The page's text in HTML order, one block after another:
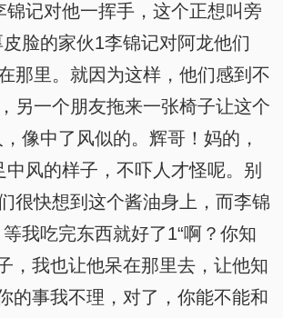
记对他一挥手，这个正想叫旁
脸的家伙1李锦记对阿龙他们
那里。就因为这样，他们感到不
另一个朋友拖来一张椅子让这个
像中了风似的。辉哥！妈的，
风的样子，不吓人才怪呢。别
很快想到这个酱油身上，而李锦
我吃完东西就好了1“啊？你知
，我也让他呆在那里去，让他知
的事我不理，对了，你能不能和